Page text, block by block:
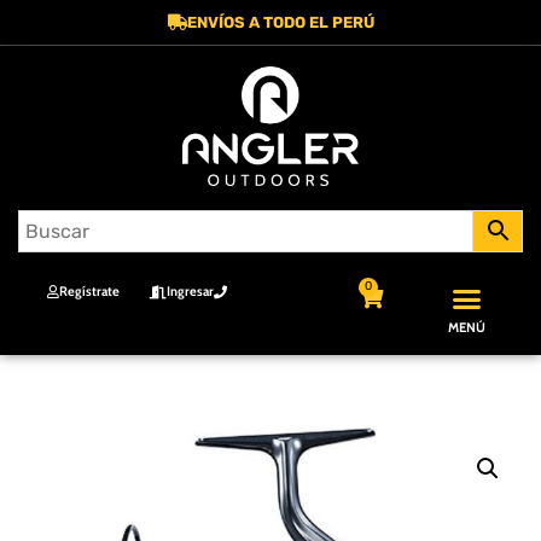
ENVÍOS A TODO EL PERÚ
Regístrate Ingresar 0
MENÚ